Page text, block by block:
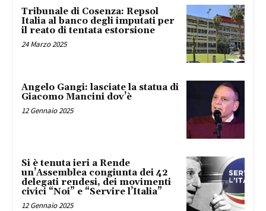
Tribunale di Cosenza: Repsol
Italia al banco degli imputati per
il reato di tentata estorsione
24 Marzo 2025
Angelo Gangi: lasciate la statua di
Giacomo Mancini dov’è
12 Gennaio 2025
Si è tenuta ieri a Rende
un’Assemblea congiunta dei 42
delegati rendesi, dei movimenti
civici “Noi” e “Servire l’Italia”
12 Gennaio 2025